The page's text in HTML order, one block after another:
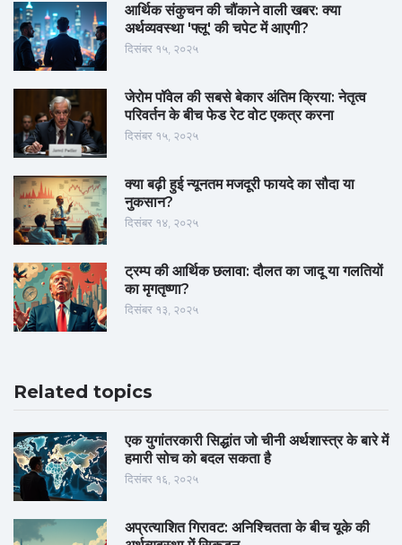
आर्थिक संकुचन की चौंकाने वाली खबर: क्या
अर्थव्यवस्था 'फ्लू' की चपेट में आएगी?
दिसंबर १५, २०२५
जेरोम पॉवेल की सबसे बेकार अंतिम क्रिया: नेतृत्व
परिवर्तन के बीच फेड रेट वोट एकत्र करना
दिसंबर १५, २०२५
क्या बढ़ी हुई न्यूनतम मजदूरी फायदे का सौदा या
नुकसान?
दिसंबर १४, २०२५
ट्रम्प की आर्थिक छलावा: दौलत का जादू या गलतियों
का मृगतृष्णा?
दिसंबर १३, २०२५
Related topics
एक युगांतरकारी सिद्धांत जो चीनी अर्थशास्त्र के बारे में
हमारी सोच को बदल सकता है
दिसंबर १६, २०२५
अप्रत्याशित गिरावट: अनिश्चितता के बीच यूके की